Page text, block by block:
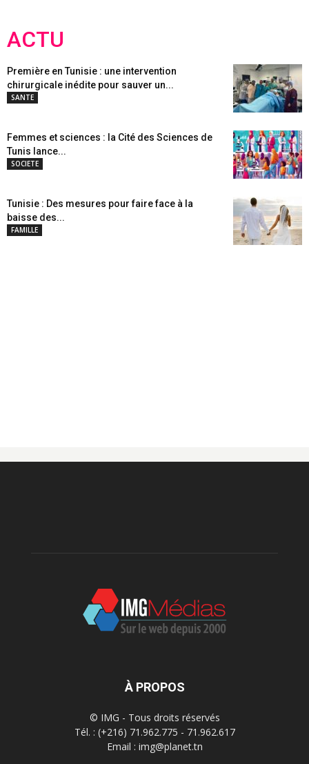
ACTU
Première en Tunisie : une intervention
chirurgicale inédite pour sauver un...
SANTE
Femmes et sciences : la Cité des Sciences de
Tunis lance...
SOCIETE
Tunisie : Des mesures pour faire face à la
baisse des...
FAMILLE
À PROPOS
© IMG - Tous droits réservés
Tél. : (+216) 71.962.775 - 71.962.617
Email : img@planet.tn